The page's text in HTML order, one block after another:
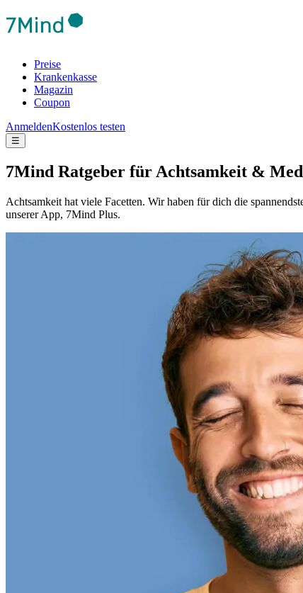
Preise
Krankenkasse
Magazin
Coupon
AnmeldenKostenlos testen
☰
7Mind Ratgeber für Achtsamkeit &
Achtsamkeit hat viele Facetten. Wir haben für dich die
unserer App, 7Mind Plus.